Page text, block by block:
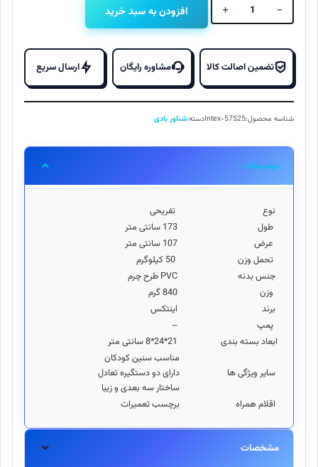
کودک
طرح
نهنگ
قاتل
57525
عدد
-
+ افزودن به سبد خرید
تضمین اصالت کالا مشاوره رایگان ارسال سریع
شناسه محصول:Intex-57525دسته:شناور بادی
توضیحات
نوع
تفریحی
طول
عرض
تحمل وزن
جنس بدنه
وزن
برند
اینتکس
پمپ
–
ابعاد بسته بندی
سایر ویژگی ها
مناسب سنین کودکان
دارای دو دستگیره تعادل
ساختار سه بعدی و زیبا
اقلام همراه
برچسب تعمیرات
مشخصات